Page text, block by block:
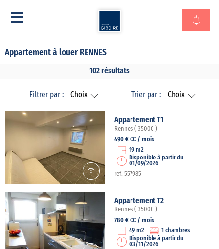
Appartement à louer RENNES
102 résultats
Filtrer par : Choix Trier par : Choix
Appartement T1
Rennes ( 35000 )
490 € CC / mois
19 m2
Disponible à partir du
01/09/2026
ref. 557985
Appartement T2
Rennes ( 35000 )
780 € CC / mois
49 m2
1 chambres
Disponible à partir du
03/11/2026